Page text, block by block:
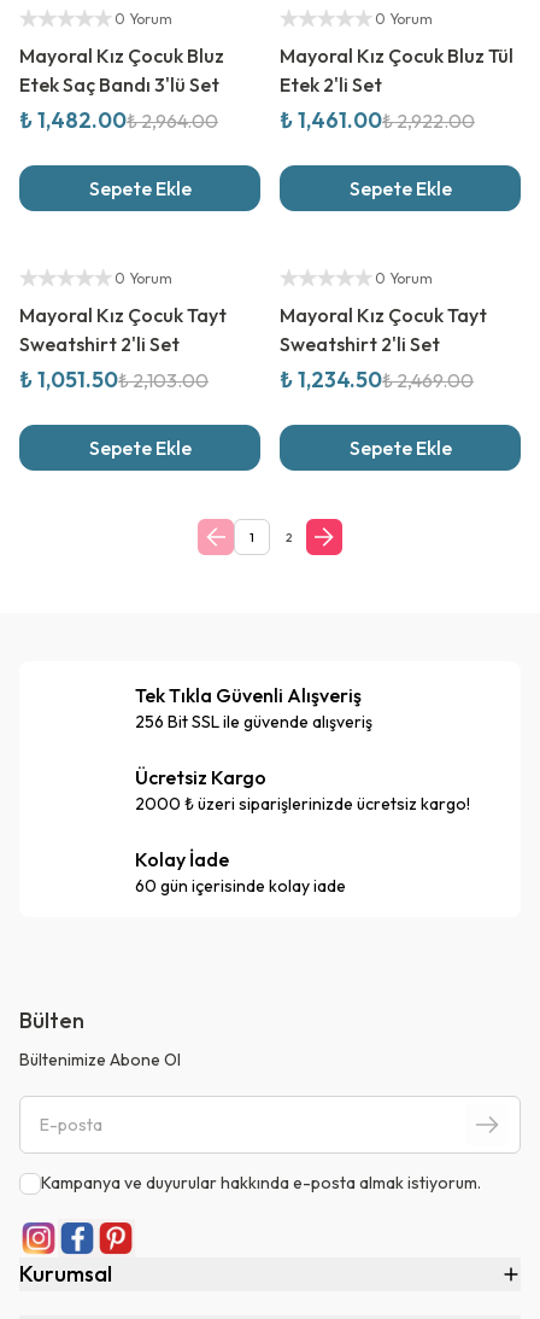
Yetkili Satıcı
0 Yorum
Mayoral Kız Çocuk Bluz
Etek Saç Bandı 3'lü Set
₺ 1,482.00₺ 2,964.00
Sepete Ekle
Yetkili Satıcı
0 Yorum
Mayoral Kız Çocuk Bluz Tül
Etek 2'li Set
₺ 1,461.00₺ 2,922.00
Sepete Ekle
Yetkili Satıcı
0 Yorum
Mayoral Kız Çocuk Tayt
Sweatshirt 2'li Set
₺ 1,051.50₺ 2,103.00
Sepete Ekle
Yetkili Satıcı
0 Yorum
Mayoral Kız Çocuk Tayt
Sweatshirt 2'li Set
₺ 1,234.50₺ 2,469.00
Sepete Ekle
1 2
Tek Tıkla Güvenli Alışveriş
256 Bit SSL ile güvende alışveriş
Ücretsiz Kargo
2000 ₺ üzeri siparişlerinizde ücretsiz kargo!
Kolay İade
60 gün içerisinde kolay iade
Bülten
Bültenimize Abone Ol
Kampanya ve duyurular hakkında e-posta almak istiyorum.
Kurumsal